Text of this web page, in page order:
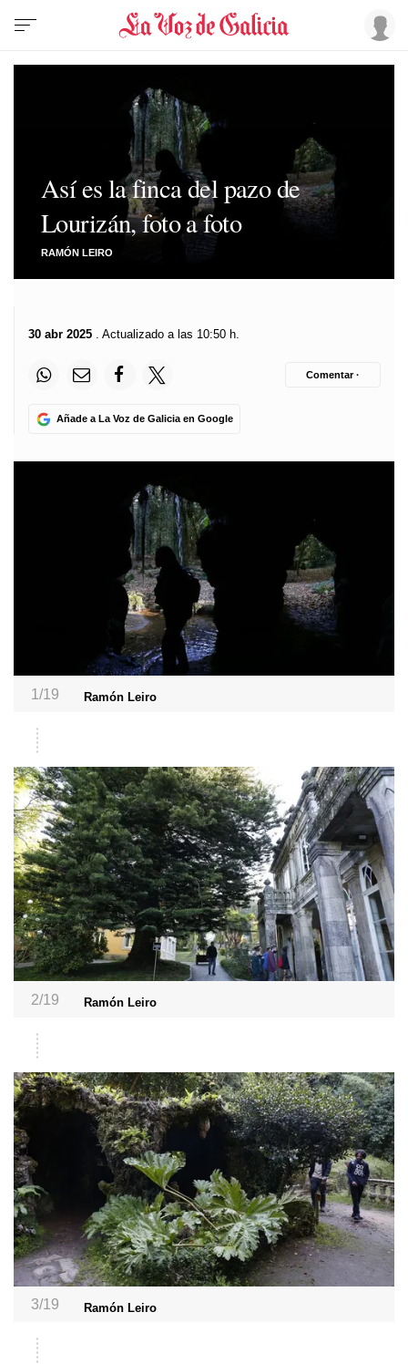
Así es la finca del pazo de
Lourizán, foto a foto
RAMÓN LEIRO
30 abr 2025 . Actualizado a las 10:50 h.
Añade a La Voz de Galicia en Google
Comentar ·
1/19 Ramón Leiro
2/19 Ramón Leiro
3/19 Ramón Leiro